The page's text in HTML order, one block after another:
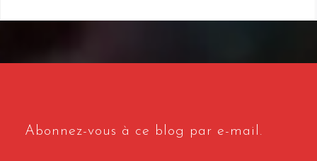
Abonnez-vous à ce blog par e-mail.